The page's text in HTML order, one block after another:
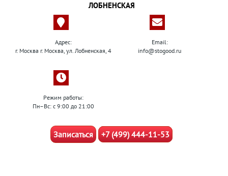
ЛОБНЕНСКАЯ
Адрес:
г. Москва г. Москва, ул. Лобненская, 4
Email:
info@stogood.ru
Режим работы:
Пн–Вс: с 9:00 до 21:00
Записаться +7 (499) 444-11-53